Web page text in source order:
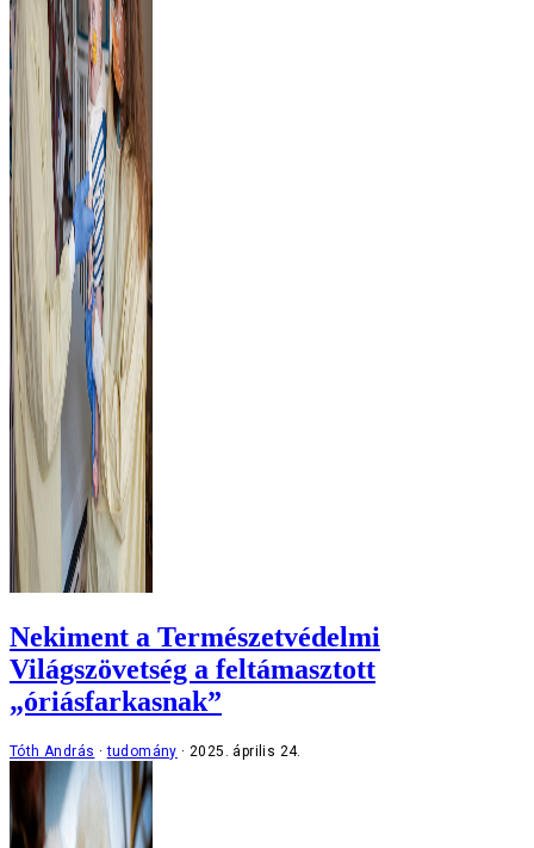
Nekiment a Természetvédelmi
Világszövetség a feltámasztott
„óriásfarkasnak”
Tóth András tudomány 2025. április 24.